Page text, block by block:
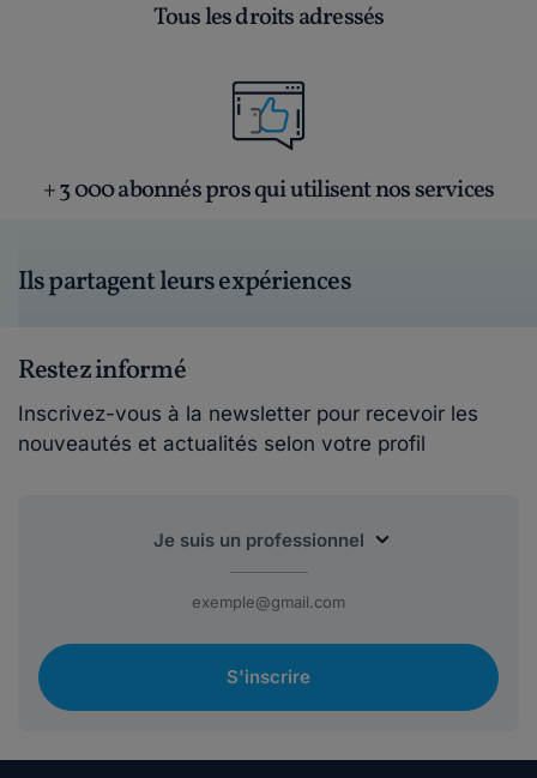
Tous les droits adressés
+ 3 000 abonnés pros qui utilisent nos services
Ils partagent leurs expériences
Restez informé
Inscrivez-vous à la newsletter pour recevoir les
nouveautés et actualités selon votre profil
S'inscrire